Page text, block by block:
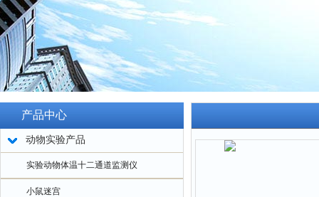
产品中心
动物实验产品
实验动物体温十二通道监测仪
小鼠迷宫